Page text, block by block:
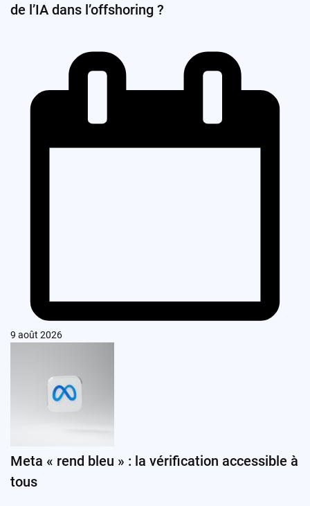
de l’IA dans l’offshoring ?
9 août 2026
Meta « rend bleu » : la vérification accessible à
tous